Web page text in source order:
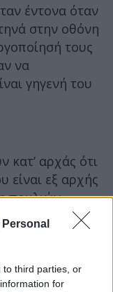
to third parties, or
for
έντονα όταν
στην οθόνη
τους
να
γηγενή του
αρχάς ότι
είναι εξ αρχής
πουλιών,
μπορούν να
πτηνών.